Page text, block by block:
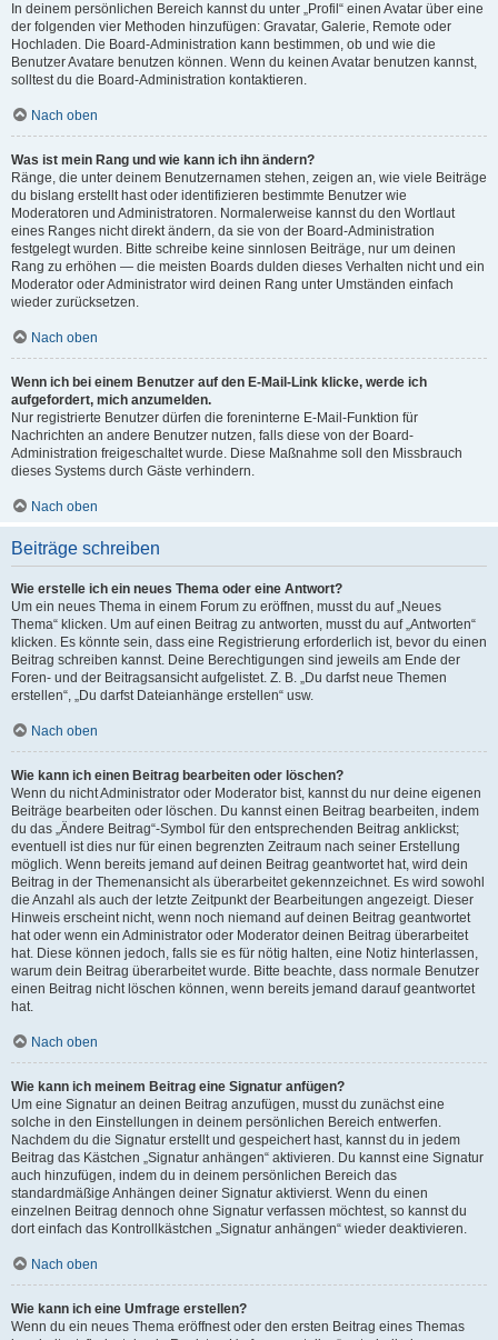
In deinem persönlichen Bereich kannst du unter „Profil“ einen Avatar über eine
der folgenden vier Methoden hinzufügen: Gravatar, Galerie, Remote oder
Hochladen. Die Board-Administration kann bestimmen, ob und wie die
Benutzer Avatare benutzen können. Wenn du keinen Avatar benutzen kannst,
solltest du die Board-Administration kontaktieren.
Nach oben
Was ist mein Rang und wie kann ich ihn ändern?
Ränge, die unter deinem Benutzernamen stehen, zeigen an, wie viele Beiträge
du bislang erstellt hast oder identifizieren bestimmte Benutzer wie
Moderatoren und Administratoren. Normalerweise kannst du den Wortlaut
eines Ranges nicht direkt ändern, da sie von der Board-Administration
festgelegt wurden. Bitte schreibe keine sinnlosen Beiträge, nur um deinen
Rang zu erhöhen — die meisten Boards dulden dieses Verhalten nicht und ein
Moderator oder Administrator wird deinen Rang unter Umständen einfach
wieder zurücksetzen.
Nach oben
Wenn ich bei einem Benutzer auf den E-Mail-Link klicke, werde ich
aufgefordert, mich anzumelden.
Nur registrierte Benutzer dürfen die foreninterne E-Mail-Funktion für
Nachrichten an andere Benutzer nutzen, falls diese von der Board-
Administration freigeschaltet wurde. Diese Maßnahme soll den Missbrauch
dieses Systems durch Gäste verhindern.
Nach oben
Beiträge schreiben
Wie erstelle ich ein neues Thema oder eine Antwort?
Um ein neues Thema in einem Forum zu eröffnen, musst du auf „Neues
Thema“ klicken. Um auf einen Beitrag zu antworten, musst du auf „Antworten“
klicken. Es könnte sein, dass eine Registrierung erforderlich ist, bevor du einen
Beitrag schreiben kannst. Deine Berechtigungen sind jeweils am Ende der
Foren- und der Beitragsansicht aufgelistet. Z. B. „Du darfst neue Themen
erstellen“, „Du darfst Dateianhänge erstellen“ usw.
Nach oben
Wie kann ich einen Beitrag bearbeiten oder löschen?
Wenn du nicht Administrator oder Moderator bist, kannst du nur deine eigenen
Beiträge bearbeiten oder löschen. Du kannst einen Beitrag bearbeiten, indem
du das „Ändere Beitrag“-Symbol für den entsprechenden Beitrag anklickst;
eventuell ist dies nur für einen begrenzten Zeitraum nach seiner Erstellung
möglich. Wenn bereits jemand auf deinen Beitrag geantwortet hat, wird dein
Beitrag in der Themenansicht als überarbeitet gekennzeichnet. Es wird sowohl
die Anzahl als auch der letzte Zeitpunkt der Bearbeitungen angezeigt. Dieser
Hinweis erscheint nicht, wenn noch niemand auf deinen Beitrag geantwortet
hat oder wenn ein Administrator oder Moderator deinen Beitrag überarbeitet
hat. Diese können jedoch, falls sie es für nötig halten, eine Notiz hinterlassen,
warum dein Beitrag überarbeitet wurde. Bitte beachte, dass normale Benutzer
einen Beitrag nicht löschen können, wenn bereits jemand darauf geantwortet
hat.
Nach oben
Wie kann ich meinem Beitrag eine Signatur anfügen?
Um eine Signatur an deinen Beitrag anzufügen, musst du zunächst eine
solche in den Einstellungen in deinem persönlichen Bereich entwerfen.
Nachdem du die Signatur erstellt und gespeichert hast, kannst du in jedem
Beitrag das Kästchen „Signatur anhängen“ aktivieren. Du kannst eine Signatur
auch hinzufügen, indem du in deinem persönlichen Bereich das
standardmäßige Anhängen deiner Signatur aktivierst. Wenn du einen
einzelnen Beitrag dennoch ohne Signatur verfassen möchtest, so kannst du
dort einfach das Kontrollkästchen „Signatur anhängen“ wieder deaktivieren.
Nach oben
Wie kann ich eine Umfrage erstellen?
Wenn du ein neues Thema eröffnest oder den ersten Beitrag eines Themas